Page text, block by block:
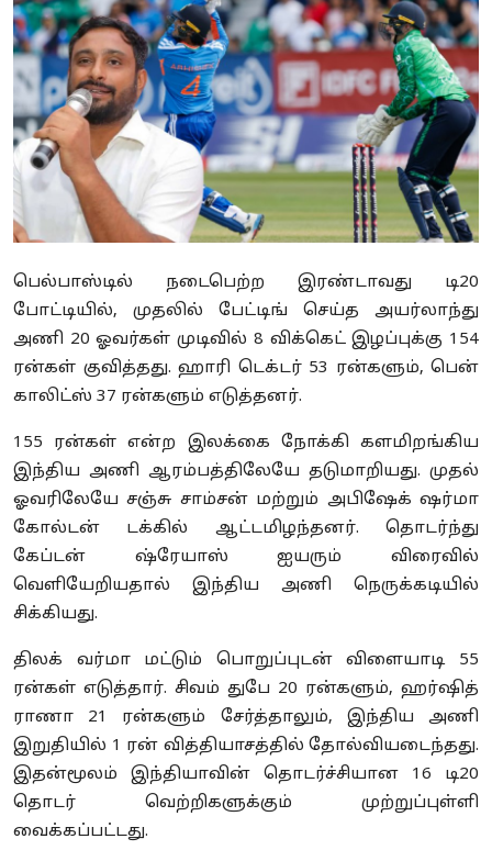
Crime
Tamilnadu
National
World
Astrology
Weather
Politics
பெல்பாஸ்டில் நடைபெற்ற இரண்டாவது டி20
போட்டியில், முதலில் பேட்டிங் செய்த அயர்லாந்து
அணி 20 ஓவர்கள் முடிவில் 8 விக்கெட் இழப்புக்கு 154
ரன்கள் குவித்தது. ஹாரி டெக்டர் 53 ரன்களும், பென்
காலிட்ஸ் 37 ரன்களும் எடுத்தனர்.
155 ரன்கள் என்ற இலக்கை நோக்கி களமிறங்கிய
இந்திய அணி ஆரம்பத்திலேயே தடுமாறியது. முதல்
ஓவரிலேயே சஞ்சு சாம்சன் மற்றும் அபிஷேக் ஷர்மா
கோல்டன் டக்கில் ஆட்டமிழந்தனர். தொடர்ந்து
கேப்டன் ஷ்ரேயாஸ் ஐயரும் விரைவில்
வெளியேறியதால் இந்திய அணி நெருக்கடியில்
சிக்கியது.
திலக் வர்மா மட்டும் பொறுப்புடன் விளையாடி 55
ரன்கள் எடுத்தார். சிவம் துபே 20 ரன்களும், ஹர்ஷித்
ராணா 21 ரன்களும் சேர்த்தாலும், இந்திய அணி
இறுதியில் 1 ரன் வித்தியாசத்தில் தோல்வியடைந்தது.
இதன்மூலம் இந்தியாவின் தொடர்ச்சியான 16 டி20
தொடர் வெற்றிகளுக்கும் முற்றுப்புள்ளி
வைக்கப்பட்டது.